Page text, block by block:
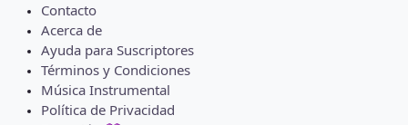
Contacto
Acerca de
Ayuda para Suscriptores
Términos y Condiciones
Música Instrumental
Política de Privacidad